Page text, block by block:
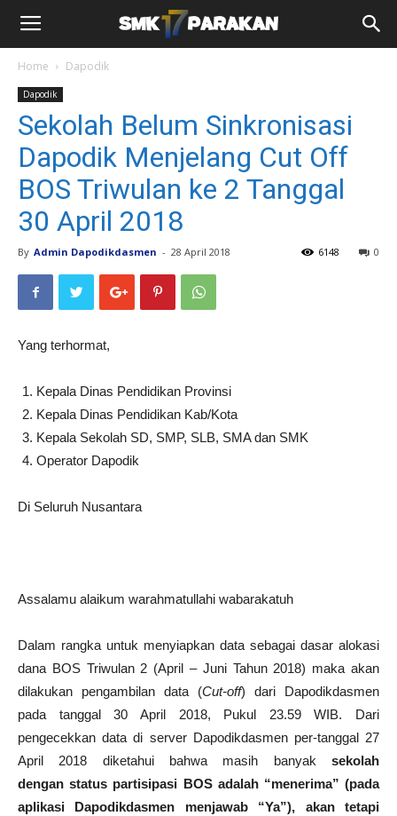
Home Dapodik
Dapodik
Sekolah Belum Sinkronisasi
Dapodik Menjelang Cut Off
BOS Triwulan ke 2 Tanggal
30 April 2018
By Admin Dapodikdasmen - 28 April 2018 0
6148
Yang terhormat,
Kepala Dinas Pendidikan Provinsi
Kepala Dinas Pendidikan Kab/Kota
Kepala Sekolah SD, SMP, SLB, SMA dan SMK
Operator Dapodik
Di Seluruh Nusantara
Assalamu alaikum warahmatullahi wabarakatuh
Dalam rangka untuk menyiapkan data sebagai dasar alokasi
dana BOS Triwulan 2 (April – Juni Tahun 2018) maka akan
dilakukan pengambilan data (Cut-off) dari Dapodikdasmen
pada tanggal 30 April 2018, Pukul 23.59 WIB. Dari
pengecekkan data di server Dapodikdasmen per-tanggal 27
April 2018 diketahui bahwa masih banyak sekolah
dengan status partisipasi BOS adalah “menerima” (pada
aplikasi Dapodikdasmen menjawab “Ya”), akan tetapi